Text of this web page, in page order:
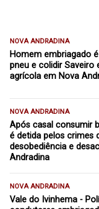
NOVA ANDRADINA
Homem embriagado
pneu e colidir Saveiro
agrícola em Nova
NOVA ANDRADINA
Após casal consumir
é detida pelos crimes
desobediência e
Andradina
NOVA ANDRADINA
Vale do Ivinhema -